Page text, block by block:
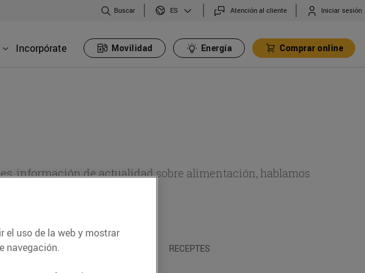
Buscar ES Atención al cliente Iniciar sesión
Incorpórate Movilidad Energía Comprar online
información de actualidad sobre alimentación, hablamos
otros temas.
GASTRONOMIA I TRADICIONS RECEPTES
el uso de la web y mostrar
navegación.